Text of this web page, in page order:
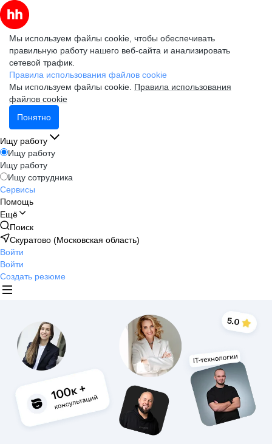
Мы используем файлы cookie, чтобы обеспечивать
правильную работу нашего веб-сайта и анализировать
сетевой трафик.
Правила использования файлов cookie
Мы используем файлы cookie. Правила использования
файлов cookie
Понятно
Ищу работу
Ищу работу
Ищу работу
Ищу сотрудника
Сервисы
Помощь
Ещё
Поиск
Скуратово (Московская область)
Войти
Войти
Создать резюме